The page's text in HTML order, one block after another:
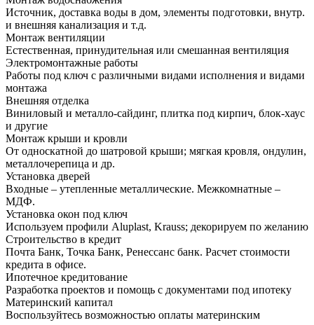
Источник, доставка воды в дом, элементы подготовки, внутр.
и внешняя канализация и т.д.
Монтаж вентиляции
Естественная, принудительная или смешанная вентиляция
Электромонтажные работы
Работы под ключ с различными видами исполнения и видами
монтажа
Внешняя отделка
Виниловый и металло-сайдинг, плитка под кирпич, блок-хаус
и другие
Монтаж крыши и кровли
От односкатной до шатровой крыши; мягкая кровля, ондулин,
металлочерепица и др.
Установка дверей
Входные – утепленные металлические. Межкомнатные –
МДФ.
Установка окон под ключ
Используем профили Aluplast, Krauss; декорируем по желанию
Строительство в кредит
Почта Банк, Точка Банк, Ренессанс банк. Расчет стоимости
кредита в офисе.
Ипотечное кредитование
Разработка проектов и помощь с документами под ипотеку
Материнский капитал
Воспользуйтесь возможностью оплаты материнским